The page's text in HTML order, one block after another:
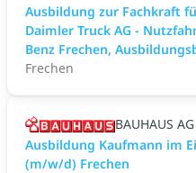
Ausbildung zur Fachkraft
Daimler Truck AG -
Benz Frechen,
Frechen
BAUHAUS AG
Ausbildung Kaufmann im
(m/w/d) Frechen